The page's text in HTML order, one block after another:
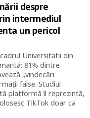
despre
intermediul
un pericol
Universitatii din
81% dintre
„vindecări
false. Studiul
platformă îl reprezintă,
TikTok doar ca